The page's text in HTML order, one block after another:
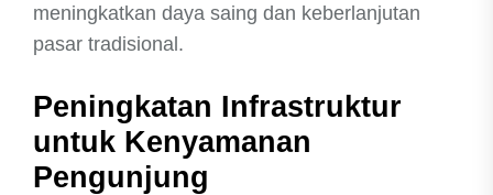
meningkatkan daya saing dan keberlanjutan
pasar tradisional.
Peningkatan Infrastruktur
untuk Kenyamanan
Pengunjung